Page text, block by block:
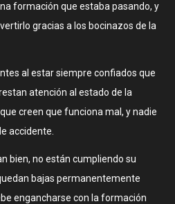
formación que estaba pasando, y
gracias a los bocinazos de la
al estar siempre confiados que
atención al estado de la
creen que funciona mal, y nadie
accidente.
bien, no están cumpliendo su
bajas permanentemente
engancharse con la formación